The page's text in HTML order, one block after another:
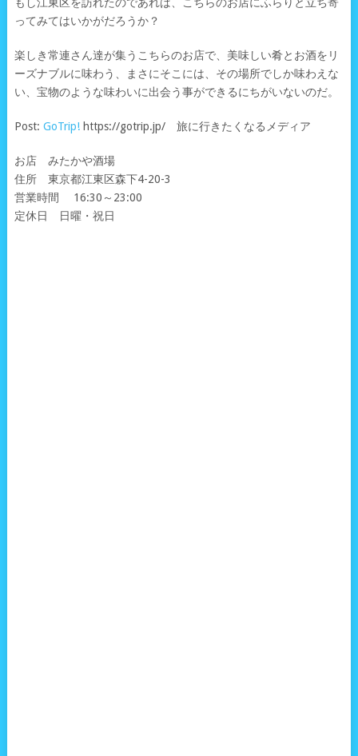
ってみてはいかがだろうか？
楽しき常連さん達が集うこちらのお店で、美味しい肴とお酒をリ
ーズナブルに味わう、まさにそこには、その場所でしか味わえな
い、宝物のような味わいに出会う事ができるにちがいないのだ。
Post: GoTrip!https://gotrip.jp/ 旅に行きたくなるメディア
お店 みたかや酒場
住所 東京都江東区森下4-20-3
営業時間 16:30～23:00
定休日 日曜・祝日